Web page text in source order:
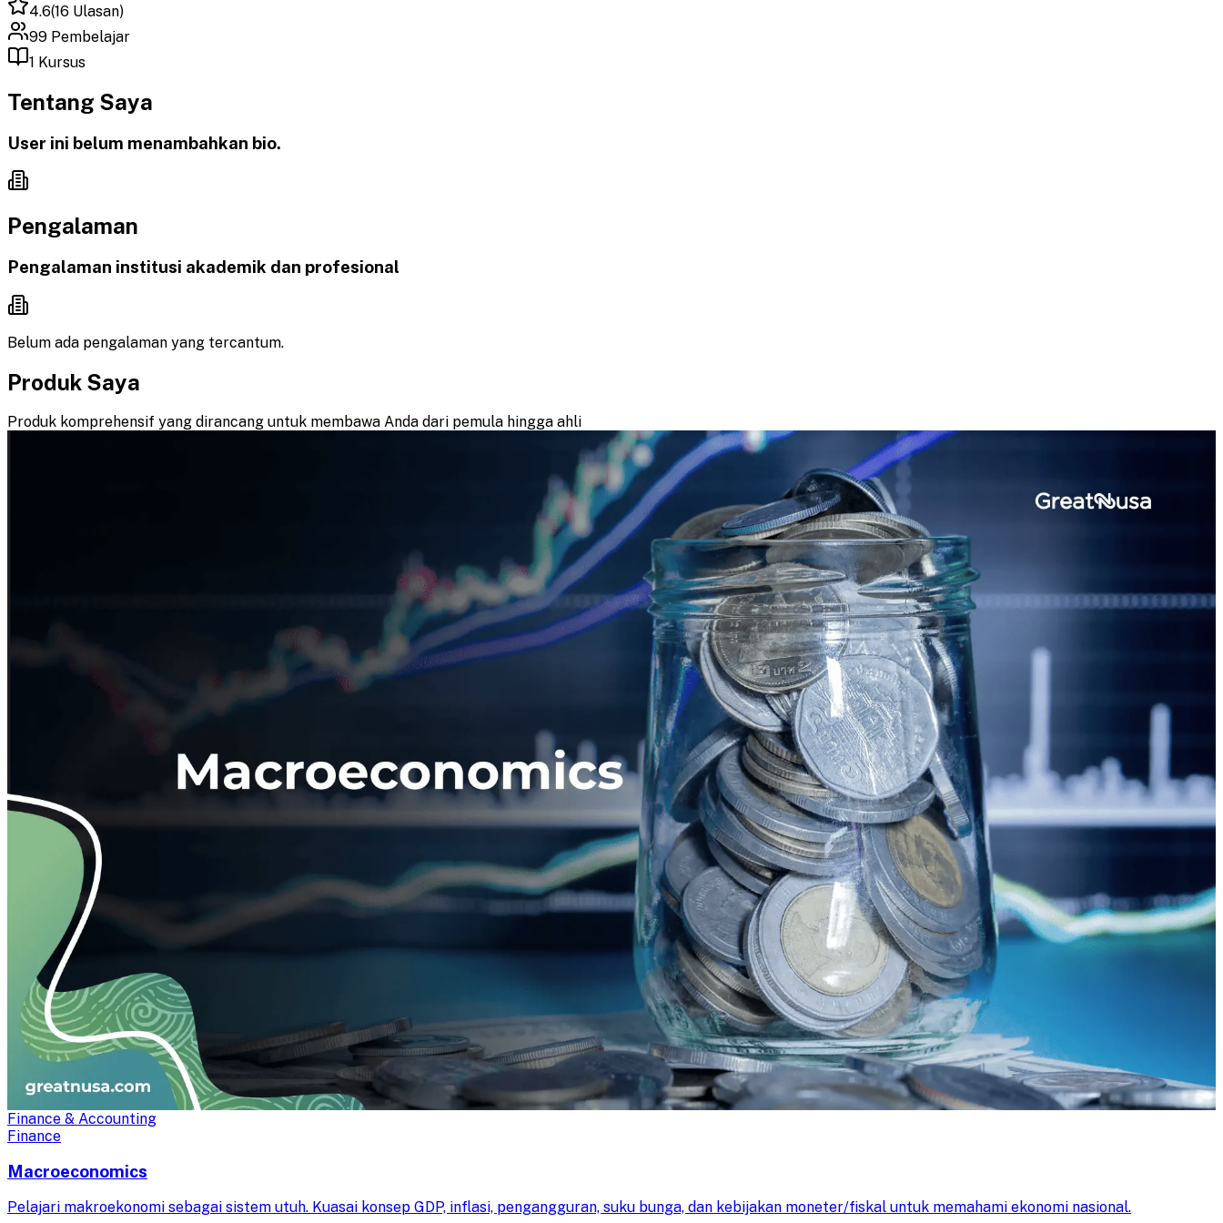
4.6(16 Ulasan)
99 Pembelajar
1 Kursus
Tentang Saya
User ini belum menambahkan bio.
Pengalaman
Pengalaman institusi akademik dan profesional
Belum ada pengalaman yang tercantum.
Produk Saya
Produk komprehensif yang dirancang untuk membawa Anda dari pemula hingga ahli
Finance & Accounting
Finance
Macroeconomics
Pelajari makroekonomi sebagai sistem utuh. Kuasai konsep GDP, inflasi, pengangguran, suku bunga, dan kebijakan moneter/fiskal untuk memahami ekonomi nasional.